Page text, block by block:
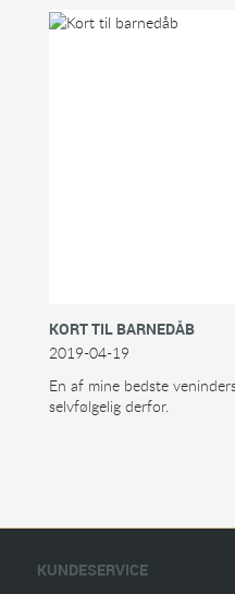
KORT TIL BARNEDÅB
2019-04-19
En af mine bedste
selvfølgelig derfor.
KUNDESERVICE